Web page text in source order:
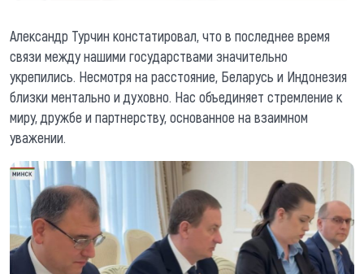
Александр Турчин констатировал, что в последнее время
связи между нашими государствами значительно
укрепились. Несмотря на расстояние, Беларусь и Индонезия
близки ментально и духовно. Нас объединяет стремление к
миру, дружбе и партнерству, основанное на взаимном
уважении.